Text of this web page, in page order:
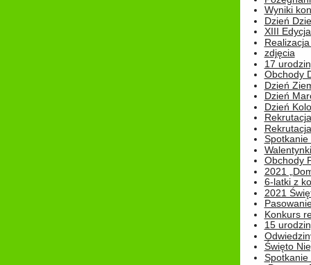
Wyniki
Dzień
XIII
zdjęcia
17
Obchody
Dzień
Dzień
Dzień
Rekrutacja
Spotkanie
Obchody
2021
6-latki z
2021
Konkurs
15
Święto
Spotkanie